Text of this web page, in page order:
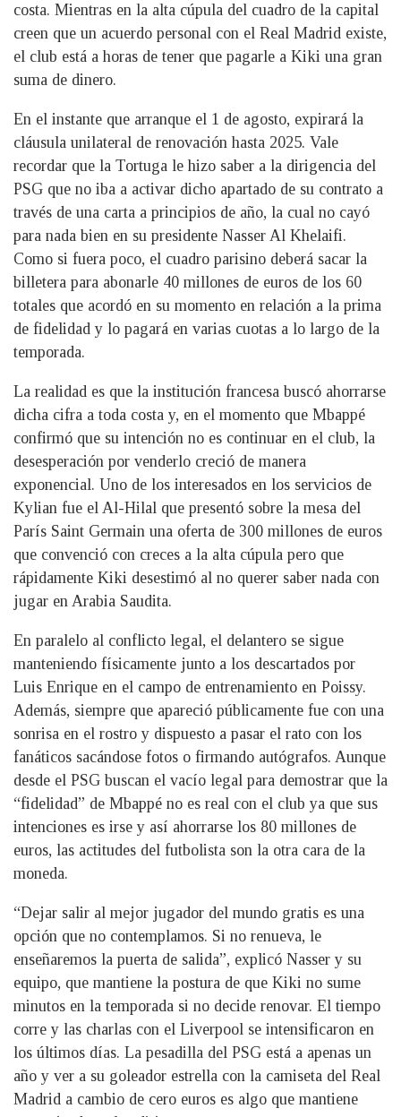
costa. Mientras en la alta cúpula del cuadro de la capital
creen que un acuerdo personal con el Real Madrid existe,
el club está a horas de tener que pagarle a Kiki una gran
suma de dinero.
En el instante que arranque el 1 de agosto, expirará la
cláusula unilateral de renovación hasta 2025. Vale
recordar que la Tortuga le hizo saber a la dirigencia del
PSG que no iba a activar dicho apartado de su contrato a
través de una carta a principios de año, la cual no cayó
para nada bien en su presidente Nasser Al Khelaifi.
Como si fuera poco, el cuadro parisino deberá sacar la
billetera para abonarle 40 millones de euros de los 60
totales que acordó en su momento en relación a la prima
de fidelidad y lo pagará en varias cuotas a lo largo de la
temporada.
La realidad es que la institución francesa buscó ahorrarse
dicha cifra a toda costa y, en el momento que Mbappé
confirmó que su intención no es continuar en el club, la
desesperación por venderlo creció de manera
exponencial. Uno de los interesados en los servicios de
Kylian fue el Al-Hilal que presentó sobre la mesa del
París Saint Germain una oferta de 300 millones de euros
que convenció con creces a la alta cúpula pero que
rápidamente Kiki desestimó al no querer saber nada con
jugar en Arabia Saudita.
En paralelo al conflicto legal, el delantero se sigue
manteniendo físicamente junto a los descartados por
Luis Enrique en el campo de entrenamiento en Poissy.
Además, siempre que apareció públicamente fue con una
sonrisa en el rostro y dispuesto a pasar el rato con los
fanáticos sacándose fotos o firmando autógrafos. Aunque
desde el PSG buscan el vacío legal para demostrar que la
“fidelidad” de Mbappé no es real con el club ya que sus
intenciones es irse y así ahorrarse los 80 millones de
euros, las actitudes del futbolista son la otra cara de la
moneda.
“Dejar salir al mejor jugador del mundo gratis es una
opción que no contemplamos. Si no renueva, le
enseñaremos la puerta de salida”, explicó Nasser y su
equipo, que mantiene la postura de que Kiki no sume
minutos en la temporada si no decide renovar. El tiempo
corre y las charlas con el Liverpool se intensificaron en
los últimos días. La pesadilla del PSG está a apenas un
año y ver a su goleador estrella con la camiseta del Real
Madrid a cambio de cero euros es algo que mantiene